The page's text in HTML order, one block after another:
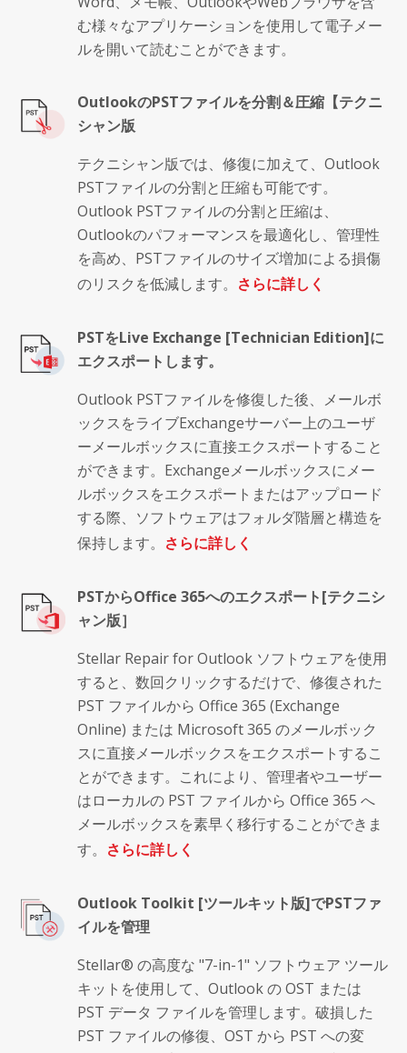
む様々なアプリケーションを使用して電子メー
ルを開いて読むことができます。
OutlookのPSTファイルを分割＆圧縮【テクニ
シャン版
テクニシャン版では、修復に加えて、Outlook
PSTファイルの分割と圧縮も可能です。
Outlook PSTファイルの分割と圧縮は、
Outlookのパフォーマンスを最適化し、管理性
を高め、PSTファイルのサイズ増加による損傷
のリスクを低減します。
さらに詳しく
PSTをLive Exchange [Technician Edition]に
エクスポートします。
Outlook PSTファイルを修復した後、メールボ
ックスをライブExchangeサーバー上のユーザ
ーメールボックスに直接エクスポートすること
ができます。Exchangeメールボックスにメー
ルボックスをエクスポートまたはアップロード
する際、ソフトウェアはフォルダ階層と構造を
保持します。
さらに詳しく
PSTからOffice 365へのエクスポート[テクニシ
ャン版］
Stellar Repair for Outlook ソフトウェアを使用
すると、数回クリックするだけで、修復された
PST ファイルから Office 365 (Exchange
Online) または Microsoft 365 のメールボック
スに直接メールボックスをエクスポートするこ
とができます。これにより、管理者やユーザー
はローカルの PST ファイルから Office 365 へ
メールボックスを素早く移行することができま
す。
さらに詳しく
Outlook Toolkit [ツールキット版]でPSTファ
イルを管理
Stellar® の高度な "7-in-1" ソフトウェア ツール
キットを使用して、Outlook の OST または
PST データ ファイルを管理します。破損した
PST ファイルの修復、OST から PST への変